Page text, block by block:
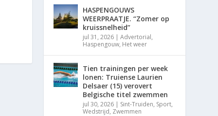
HASPENGOUWS
WEERPRAATJE. “Zomer op
kruissnelheid”
jul 31, 2026 |Advertorial,
Haspengouw, Het weer
Tien trainingen per week
lonen: Truiense Laurien
Delsaer (15) verovert
Belgische titel zwemmen
jul 30, 2026 | Sint-Truiden, Sport,
Wedstrijd, Zwemmen